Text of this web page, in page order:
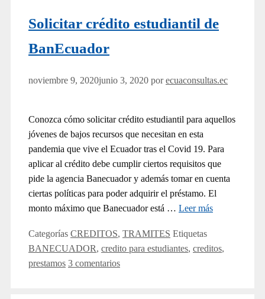
Solicitar crédito estudiantil de
BanEcuador
noviembre 9, 2020junio 3, 2020 porecuaconsultas.ec
Conozca cómo solicitar crédito estudiantil para aquellos
jóvenes de bajos recursos que necesitan en esta
pandemia que vive el Ecuador tras el Covid 19. Para
aplicar al crédito debe cumplir ciertos requisitos que
pide la agencia Banecuador y además tomar en cuenta
ciertas políticas para poder adquirir el préstamo. El
monto máximo que Banecuador está … Leer más
Categorías CREDITOS, TRAMITES Etiquetas
BANECUADOR, credito para estudiantes, creditos,
prestamos 3 comentarios